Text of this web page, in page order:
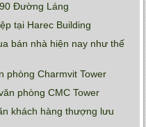
Đường Láng
tại Harec Building
bán nhà hiện nay như thế
phòng Charmvit Tower
phòng CMC Tower
khách hàng thượng lưu